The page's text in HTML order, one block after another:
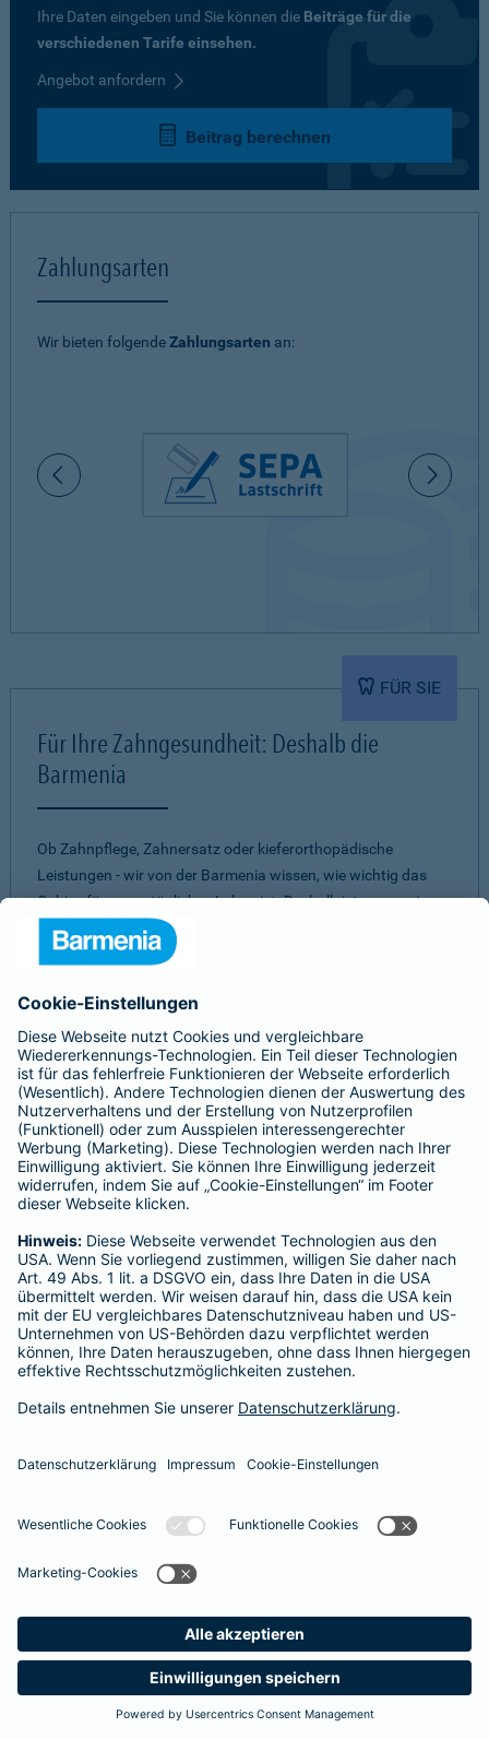
Suche Produkte
Barmenia
Ihre Daten eingeben und Sie können die Beiträge für die
verschiedenen Tarife einsehen.
Angebot anfordern
Beitrag berechnen
Zahlungsarten
Wir bieten folgendeZahlungsarten an:
FÜR SIE
Für Ihre Zahngesundheit: Deshalb die
Barmenia
Ob Zahnpflege, Zahnersatz oder kieferorthopädische
Leistungen - wir von der Barmenia wissen, wie wichtig das
Gebiss für unser tägliches Leben ist. Deshalb ist es uns ein
Anliegen, Ihnen einumfassendes und individuelles
Vorsorge-Paketzu bieten. Mit einer unserer
hohen Eigenanteils Abstriche bei zahnärztlichen
Behandlungen machen. Dabei ist es uns wichtig, für jeden
einen passenden Schutz zu finden. Daher können Sie aus
verschiedenen Tarifendie beste Zahnversicherung
auswählen.Egal für welches unserer Produkte Sie sich
entscheiden - bei allen unseren Tarifen erwartet Sie ein
Preis-Leistungs-Verhältnis.
Sie sind unsicher, welche Zahnvorsorge für Sie am besten
Unsere Berater und Beraterinnen stehen Ihnen gerne für ein
persönliches Gespräch zur Verfügung
. So finden auch Sie den optimalen Schutz für Ihre Zähne.
#MachenWirGern
Das könnte Sie auch interessieren